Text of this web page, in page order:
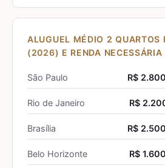
ALUGUEL MÉDIO 2 QUARTOS
(2026) E RENDA NECESSÁRIA
São Paulo R$
Rio de Janeiro R$
Brasília R$
Belo Horizonte R$